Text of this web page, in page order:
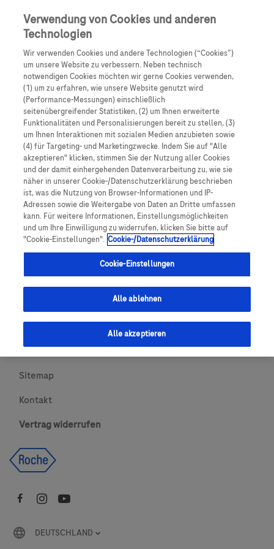
Skip to main content 0
Produkte Artikel
Es tut uns leid, aber es gibt keine Ergebnisse für:
Über Roche
Impressum
Rechtliche Hinweise
Datenschutz
Cookie-Einstellungen
Urheberrecht
Newsletter abonnieren
Sitemap
Kontakt
Vertrag widerrufen
DEUTSCHLAND
Verwendung von Cookies und anderen
Technologien
Wir verwenden Cookies und andere Technologien (“Cookies”)
um unsere Website zu verbessern. Neben technisch
notwendigen Cookies möchten wir gerne Cookies verwenden,
(1) um zu erfahren, wie unsere Website genutzt wird
(Performance-Messungen) einschließlich
seitenübergreifender Statistiken, (2) um Ihnen erweiterte
Funktionalitäten und Personalisierungen bereit zu stellen, (3)
um Ihnen Interaktionen mit sozialen Medien anzubieten sowie
(4) für Targeting- und Marketingzwecke. Indem Sie auf "Alle
akzeptieren" klicken, stimmen Sie der Nutzung aller Cookies
und der damit einhergehenden Datenverarbeitung zu, wie sie
näher in unserer Cookie-/Datenschutzerklärung beschrieben
ist, was die Nutzung von Browser-Informationen und IP-
Adressen sowie die Weitergabe von Daten an Dritte umfassen
kann. Für weitere Informationen, Einstellungsmöglichkeiten
und um Ihre Einwilligung zu widerrufen, klicken Sie bitte auf
"Cookie-Einstellungen". Cookie-/Datenschutzerklärung
Cookie-Einstellungen
Alle ablehnen
Alle akzeptieren